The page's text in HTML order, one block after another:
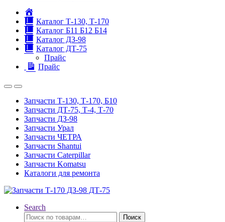
Каталог Т-130, Т-170
Каталог Б11 Б12 Б14
Каталог ДЗ-98
Каталог ДТ-75
Прайс
Прайс
Запчасти Т-130, Т-170, Б10
Запчасти ДТ-75, Т-4, Т-70
Запчасти ДЗ-98
Запчасти Урал
Запчасти ЧЕТРА
Запчасти Shantui
Запчасти Caterpillar
Запчасти Komatsu
Каталоги для ремонта
Search
Искать:
Поиск